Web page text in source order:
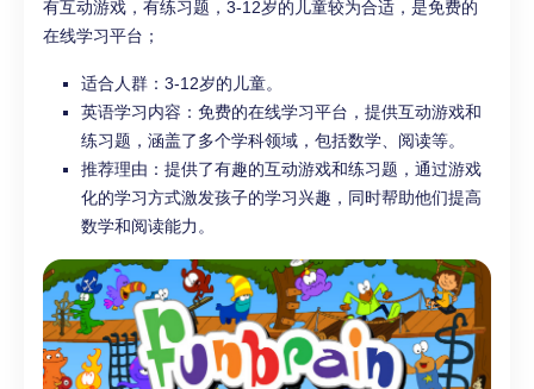
有互动游戏，有练习题，3-12岁的儿童较为合适，是免费的
在线学习平台；
适合人群：3-12岁的儿童。
英语学习内容：免费的在线学习平台，提供互动游戏和
练习题，涵盖了多个学科领域，包括数学、阅读等。
推荐理由：提供了有趣的互动游戏和练习题，通过游戏
化的学习方式激发孩子的学习兴趣，同时帮助他们提高
数学和阅读能力。